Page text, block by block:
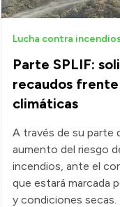
Parte SPLIF:
recaudos
climáticas
Lucha contra
A través de su parte
aumento del riesgo
incendios, ante el
que estará marcada
y condiciones